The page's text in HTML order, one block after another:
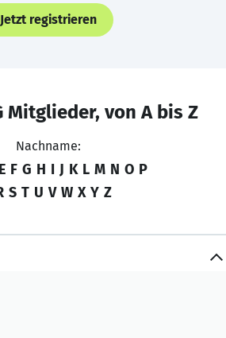
Jetzt registrieren
Mitglieder, von A bis Z
Nachname:
E F G H I J K L M N O P
S T U V W X Y Z